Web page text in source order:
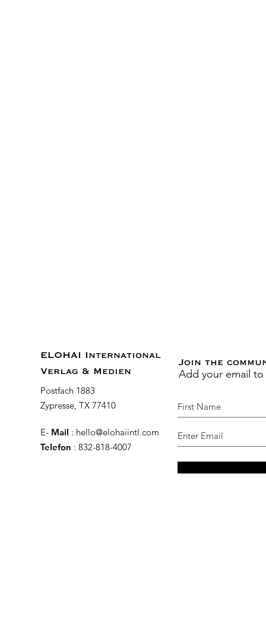
ELOHAI International
Verlag & Medien
Postfach 1883
Zypresse, TX 77410
E- Mail : hello@elohaiintl.com
Telefon : 832-818-4007
Join the
Add your email